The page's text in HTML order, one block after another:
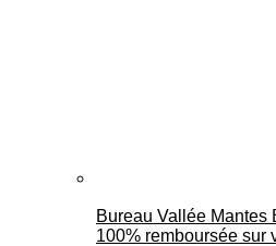
Bureau Vallée Mantes
100% remboursée sur